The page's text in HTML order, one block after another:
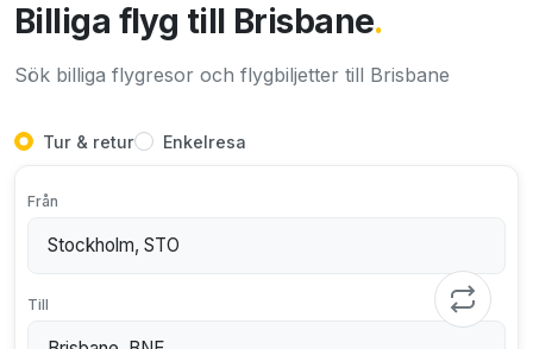
Billiga flyg till Brisbane.
Sök billiga flygresor och flygbiljetter till Brisbane
Tur & retur Enkelresa
Från
Till